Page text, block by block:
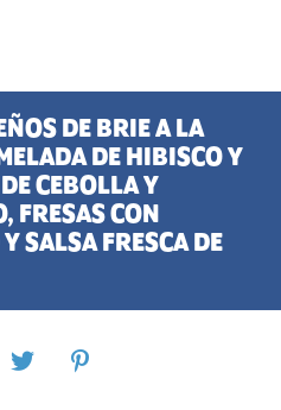
DE BRIE A LA
DE HIBISCO Y
CEBOLLA Y
FRESAS CON
SALSA FRESCA DE